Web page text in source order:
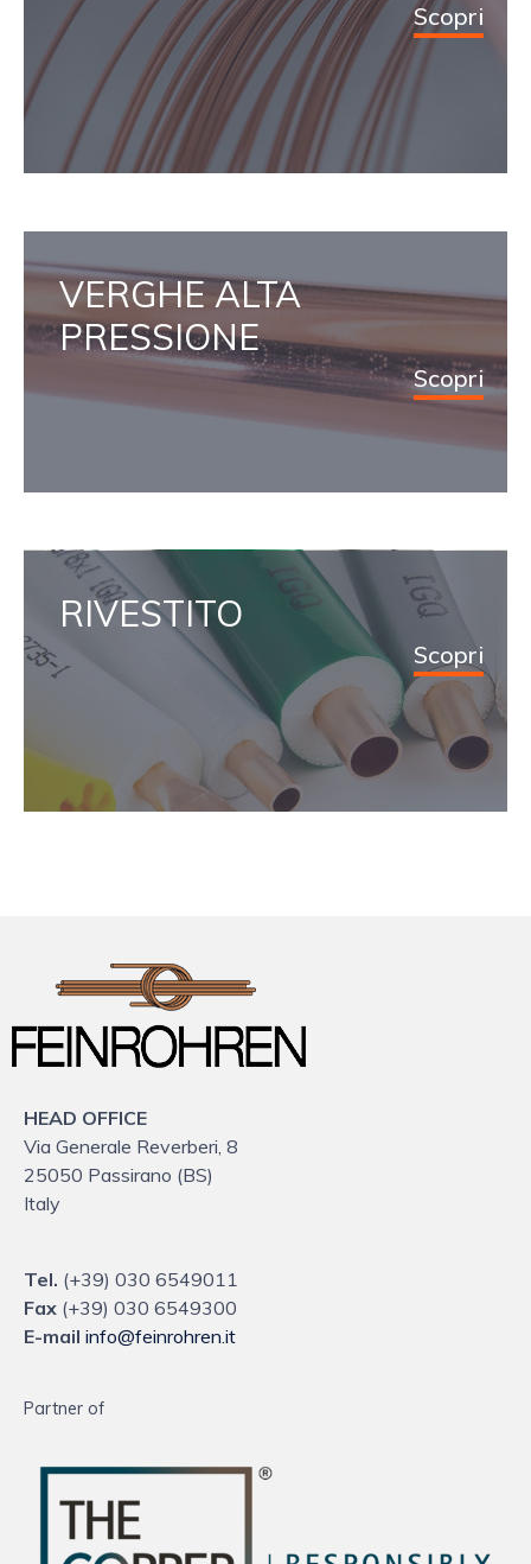
Scopri
VERGHE ALTA
PRESSIONE
Scopri
RIVESTITO
Scopri
HEAD OFFICE
Via Generale Reverberi, 8
25050 Passirano (BS)
Italy
Tel. (+39) 030 6549011
Fax (+39) 030 6549300
E-mail info@feinrohren.it
Partner of